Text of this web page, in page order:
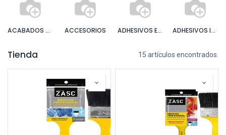
ACABADOS ANTICORROSIVOS BASE SOLVENTE ACCESORIOS ADHESIVOS ESPECIALES ADHESIVOS INSTANTANEOS
Tienda 15 artículos encontrados.